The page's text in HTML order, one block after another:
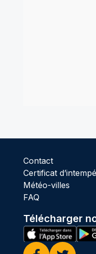
Contact
Certificat
Météo-villes
FAQ
Télécharger